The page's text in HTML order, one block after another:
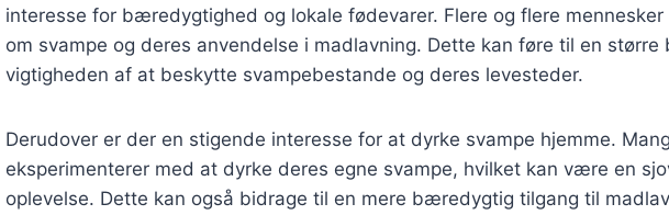
interesse for bæredygtighed og lokale fødevarer. Flere og flere
om svampe og deres anvendelse i madlavning. Dette kan føre til en større
vigtigheden af at beskytte svampebestande og deres levesteder.
Derudover er der en stigende interesse for at dyrke svampe hjemme.
eksperimenterer med at dyrke deres egne svampe, hvilket kan være en
oplevelse. Dette kan også bidrage til en mere bæredygtig tilgang til